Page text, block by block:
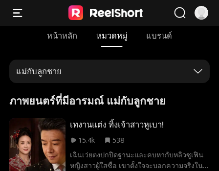
หน้าหลัก หมวดหมู่ แบรนด์
แม่กับลูกชาย
ภาพยนตร์ที่มีอารมณ์ แม่กับลูกชาย
เทงานแต่ง ทิ้งเจ้าสาวหูเบา!
15.4k
538
เฉินเว่ยตงปกปิดฐานะและคบหากับหลิวซูเฟิน
หญิงสาวผู้ใสซื่อ เขาตั้งใจจะบอกความจริงใน